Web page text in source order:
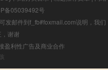
备05039492号
发邮件到f_fb#foxmail.com说明，我们
谢谢
盈利性广告及商业合作